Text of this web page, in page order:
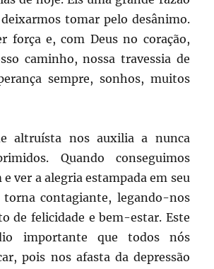
tomar pelo desânimo.
força e, com Deus no coração,
caminho, nossa travessia de
sempre, sonhos, muitos
altruísta nos auxilia a nunca
Quando conseguimos
ver a alegria estampada em seu
torna contagiante, legando-nos
de felicidade e bem-estar. Este
importante que todos nós
pois nos afasta da depressão